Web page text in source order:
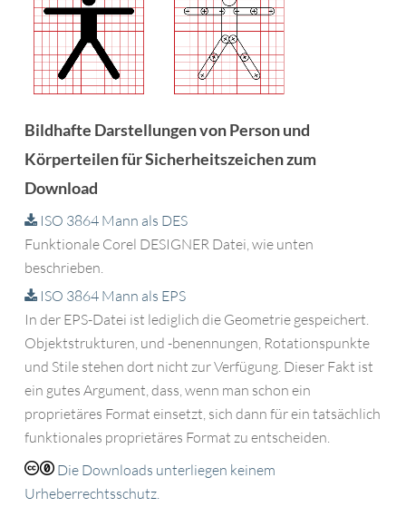
Bildhafte Darstellungen von Person und
Körperteilen für Sicherheitszeichen zum
Download
ISO 3864 Mann als DES
Funktionale Corel DESIGNER Datei, wie unten
beschrieben.
ISO 3864 Mann als EPS
In der EPS-Datei ist lediglich die Geometrie gespeichert.
Objektstrukturen, und -benennungen, Rotationspunkte
und Stile stehen dort nicht zur Verfügung. Dieser Fakt ist
ein gutes Argument, dass, wenn man schon ein
proprietäres Format einsetzt, sich dann für ein tatsächlich
funktionales proprietäres Format zu entscheiden.
Die Downloads unterliegen keinem
Urheberrechtsschutz.